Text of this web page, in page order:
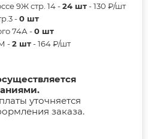
9Ж стр. 14 -24 шт- 130 ₽/шт
-0 шт
74А -0 шт
-2 шт- 164 ₽/шт
уточняется
заказа.